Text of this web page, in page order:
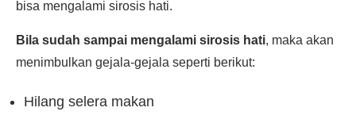
bisa mengalami sirosis hati.
Bila sudah sampai mengalami sirosis hati, maka akan
menimbulkan gejala-gejala seperti berikut:
Hilang selera makan